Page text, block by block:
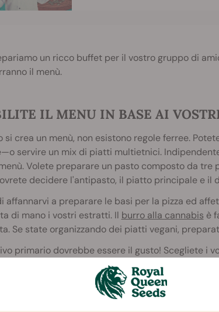
un ricco buffet per il vostro gruppo di
il menù.
IL MENU IN BASE AI
si crea un menù, non esistono regole ferree.
servire un mix di piatti multietnici.
Volete preparare un pasto composto da
decidere l'antipasto, il piatto principale e il
affannarvi a preparare le basi per la pizza ed
di mano i vostri estratti. Il burro alla cannabis è
Se state organizzando dei piatti vegani,
primario dovrebbe essere il gusto! Scegliete
suggerimenti per iniziare.
IDEALI PER I FAN DELLA GANJA
cena con il piede giusto servendo degli